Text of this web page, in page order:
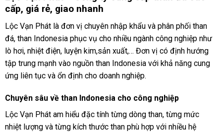
cấp, giá rẻ, giao nhanh
Lộc Vạn Phát là đơn vị chuyên nhập khẩu và phân phối than
đá, than Indonesia phục vụ cho nhiều ngành công nghiệp như
lò hơi, nhiệt điện, luyện kim,sản xuất,… Đơn vị có định hướng
tập trung mạnh vào nguồn than Indonesia với khả năng cung
ứng liên tục và ổn định cho doanh nghiệp.
Chuyên sâu về than Indonesia cho công nghiệp
Lộc Vạn Phát am hiểu đặc tính từng dòng than, từng mức
nhiệt lượng và từng kích thước than phù hợp với nhiều hệ